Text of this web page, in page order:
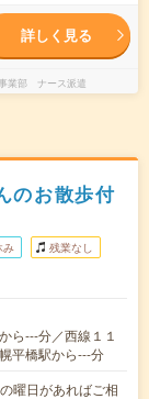
詳しく見る
業部 ナース派遣
のお散歩付
み 残業なし
ら---分／西線１１
平橋駅から---分
曜日があればご相